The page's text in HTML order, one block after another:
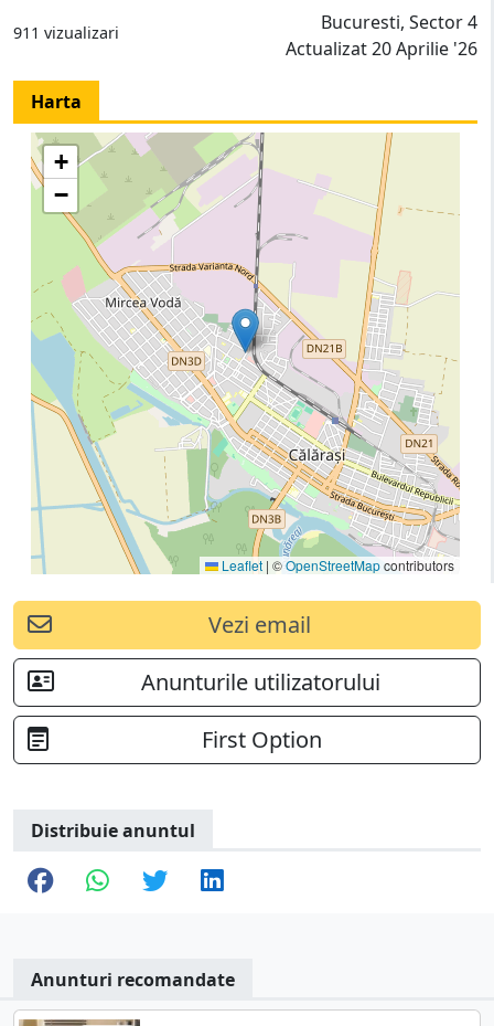
911 vizualizari
Bucuresti, Sector 4
Actualizat 20 Aprilie '26
Harta
+
−
Leaflet | ©OpenStreetMapcontributors
Vezi email
Anunturile utilizatorului
First Option
Distribuie anuntul
Anunturi recomandate